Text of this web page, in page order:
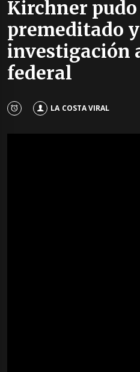
Kirchner pudo
premeditado
investigación
federal
LA COSTA VIRAL